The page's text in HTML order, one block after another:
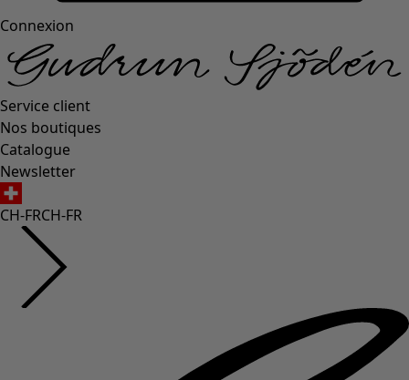
Connexion
Service client
Nos boutiques
Catalogue
Newsletter
CH-FRCH-FR